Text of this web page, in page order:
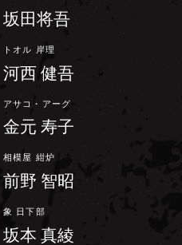
坂田将吾
トオル 岸理
河西 健吾
アサコ・アーグ
金元 寿子
相模屋 紺炉
前野 智昭
象 日下部
坂本 真綾